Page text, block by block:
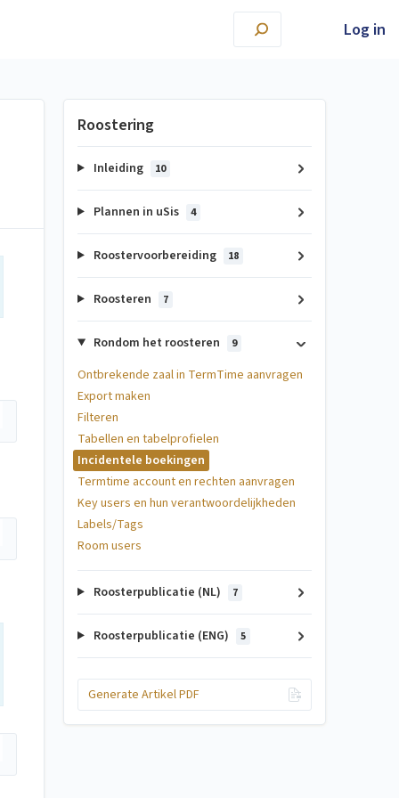
Log in
Roostering
Inleiding 10
Plannen in uSis 4
Roostervoorbereiding 18
Roosteren 7
Rondom het roosteren 9
Ontbrekende zaal in TermTime aanvragen
Export maken
Filteren
Tabellen en tabelprofielen
Incidentele boekingen
Termtime account en rechten aanvragen
Key users en hun verantwoordelijkheden
Labels/Tags
Room users
Roosterpublicatie (NL) 7
Roosterpublicatie (ENG) 5
Generate Artikel PDF